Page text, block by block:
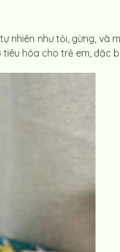
nhiên như tỏi, gừng, và
hóa cho trẻ em, đặc